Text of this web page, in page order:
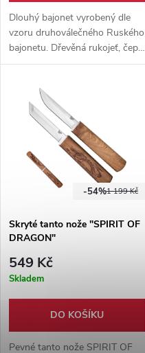
Dlouhý bajonet vyrobený dle
vzoru druhoválečného Ruského
bajonetu. Dřevěná rukojeť, čepel
z nerezové oceli. Vhodný
1 199 Kč
-54%
Skryté tanto nože "SPIRIT OF
DRAGON"
549 Kč
Skladem
DO KOŠÍKU
Pevné tanto nože SPIRIT OF